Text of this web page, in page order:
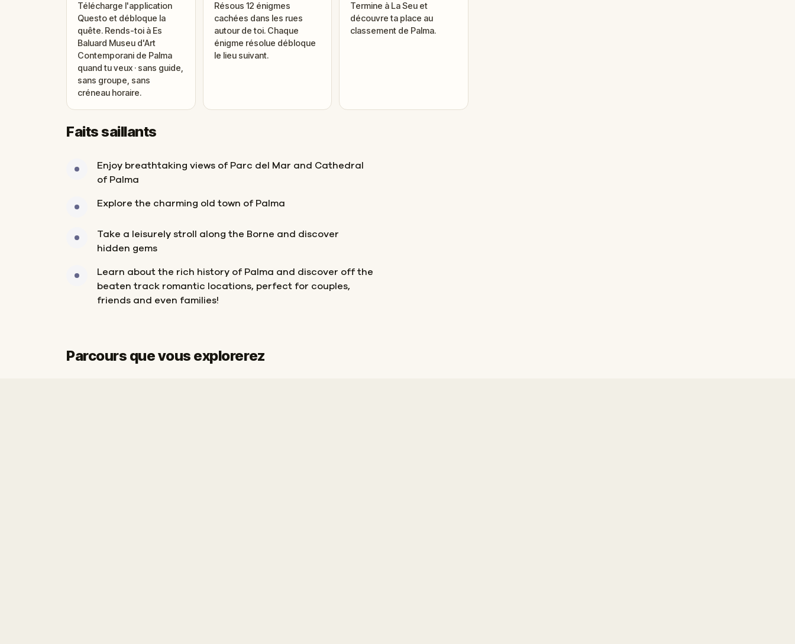
Télécharge l'application
Questo et débloque la
quête. Rends-toi à Es
Baluard Museu d'Art
Contemporani de Palma
quand tu veux · sans guide,
sans groupe, sans
créneau horaire.
Résous 12 énigmes
cachées dans les rues
autour de toi. Chaque
énigme résolue débloque
le lieu suivant.
Termine à La Seu et
découvre ta place au
classement de Palma.
Faits saillants
Enjoy breathtaking views of Parc del Mar and Cathedral
of Palma
Explore the charming old town of Palma
Take a leisurely stroll along the Borne and discover
hidden gems
Learn about the rich history of Palma and discover off the
beaten track romantic locations, perfect for couples,
friends and even families!
Parcours que vous explorerez